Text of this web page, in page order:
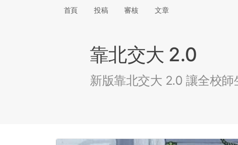
首頁 投稿 審核 文章
靠北交大 2.0
新版靠北交大 2.0 讓全校師